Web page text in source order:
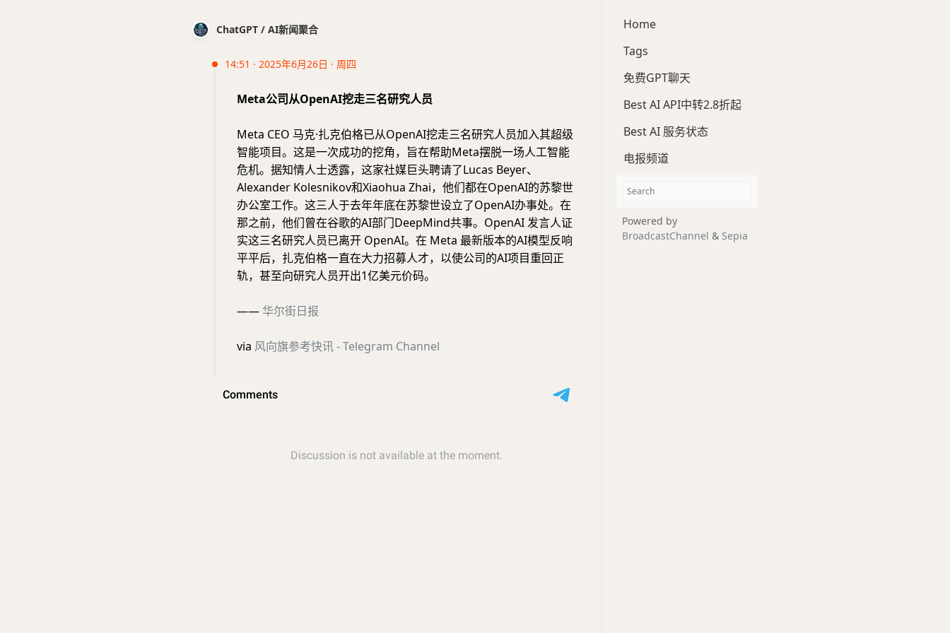
ChatGPT / AI新闻聚合
14:51 · 2025年6月26日 · 周四
Meta公司从OpenAI挖走三名研究人员
Meta CEO 马克·扎克伯格已从OpenAI挖走三名研究人员加入其超级
智能项目。这是一次成功的挖角，旨在帮助Meta摆脱一场人工智能
危机。据知情人士透露，这家社媒巨头聘请了Lucas Beyer、
Alexander Kolesnikov和Xiaohua Zhai，他们都在OpenAI的苏黎世
办公室工作。这三人于去年年底在苏黎世设立了OpenAI办事处。在
那之前，他们曾在谷歌的AI部门DeepMind共事。OpenAI 发言人证
实这三名研究人员已离开 OpenAI。在 Meta 最新版本的AI模型反响
平平后，扎克伯格一直在大力招募人才，以使公司的AI项目重回正
轨，甚至向研究人员开出1亿美元价码。
—— 华尔街日报
via 风向旗参考快讯 - Telegram Channel
Home
Tags
免费GPT聊天
Best AI API中转2.8折起
Best AI 服务状态
电报频道
Powered by
BroadcastChannel & Sepia